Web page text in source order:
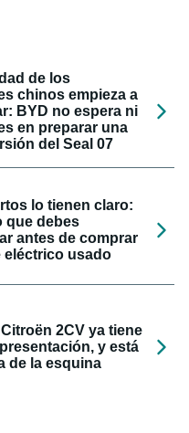
de los
chinos empieza a
BYD no espera ni
en preparar una
del Seal 07
lo tienen claro:
que debes
antes de comprar
eléctrico usado
2CV ya tiene
y está
de la esquina